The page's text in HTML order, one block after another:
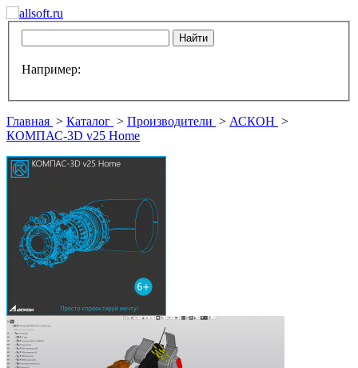
Например:
Главная > Каталог > Производители > АСКОН >
КОМПАС-3D v25 Home